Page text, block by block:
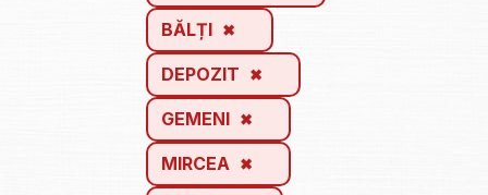
BĂLȚI
DEPOZIT
GEMENI
MIRCEA